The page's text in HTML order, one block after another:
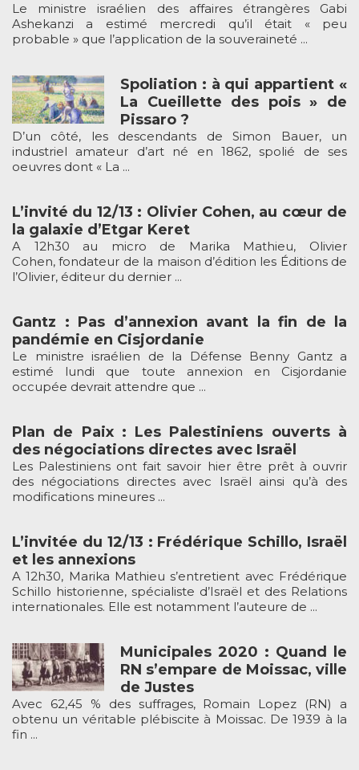
Le ministre israélien des affaires étrangères Gabi
Ashekanzi a estimé mercredi qu’il était « peu
probable » que l’application de la souveraineté ...
Spoliation : à qui appartient «
La Cueillette des pois » de
Pissaro ?
D’un côté, les descendants de Simon Bauer, un
industriel amateur d’art né en 1862, spolié de ses
oeuvres dont « La ...
L’invité du 12/13 : Olivier Cohen, au cœur de
la galaxie d’Etgar Keret
A 12h30 au micro de Marika Mathieu, Olivier
Cohen, fondateur de la maison d’édition les Éditions de
l’Olivier, éditeur du dernier ...
Gantz : Pas d’annexion avant la fin de la
pandémie en Cisjordanie
Le ministre israélien de la Défense Benny Gantz a
estimé lundi que toute annexion en Cisjordanie
occupée devrait attendre que ...
Plan de Paix : Les Palestiniens ouverts à
des négociations directes avec Israël
Les Palestiniens ont fait savoir hier être prêt à ouvrir
des négociations directes avec Israël ainsi qu’à des
modifications mineures ...
L’invitée du 12/13 : Frédérique Schillo, Israël
et les annexions
A 12h30, Marika Mathieu s’entretient avec Frédérique
Schillo historienne, spécialiste d’Israël et des Relations
internationales. Elle est notamment l’auteure de ...
Municipales 2020 : Quand le
RN s’empare de Moissac, ville
de Justes
Avec 62,45 % des suffrages, Romain Lopez (RN) a
obtenu un véritable plébiscite à Moissac. De 1939 à la
fin ...